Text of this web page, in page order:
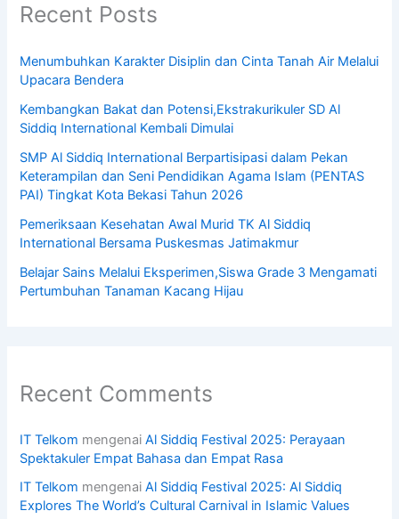
Recent Posts
Menumbuhkan Karakter Disiplin dan Cinta Tanah Air Melalui
Upacara Bendera
Kembangkan Bakat dan Potensi,Ekstrakurikuler SD Al
Siddiq International Kembali Dimulai
SMP Al Siddiq International Berpartisipasi dalam Pekan
Keterampilan dan Seni Pendidikan Agama Islam (PENTAS
PAI) Tingkat Kota Bekasi Tahun 2026
Pemeriksaan Kesehatan Awal Murid TK Al Siddiq
International Bersama Puskesmas Jatimakmur
Belajar Sains Melalui Eksperimen,Siswa Grade 3 Mengamati
Pertumbuhan Tanaman Kacang Hijau
Recent Comments
IT Telkom mengenaiAl Siddiq Festival 2025: Perayaan
Spektakuler Empat Bahasa dan Empat Rasa
IT Telkom mengenaiAl Siddiq Festival 2025: Al Siddiq
Explores The World’s Cultural Carnival in Islamic Values